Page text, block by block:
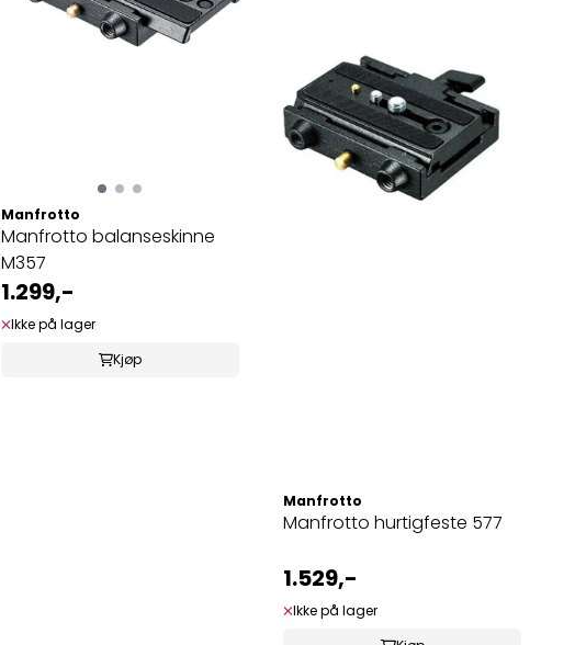
Manfrotto
Manfrotto balanseskinne
M357
1.299,-
Ikke på lager
Kjøp
Manfrotto
Manfrotto hurtigfeste 577
1.529,-
Ikke på lager